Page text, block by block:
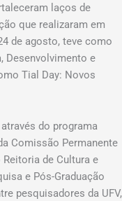
laços de
que realizaram em
de agosto, teve como
Desenvolvimento e
Tial Day: Novos
do programa
Comissão Permanente
de Cultura e
e Pós-Graduação
pesquisadores da UFV,